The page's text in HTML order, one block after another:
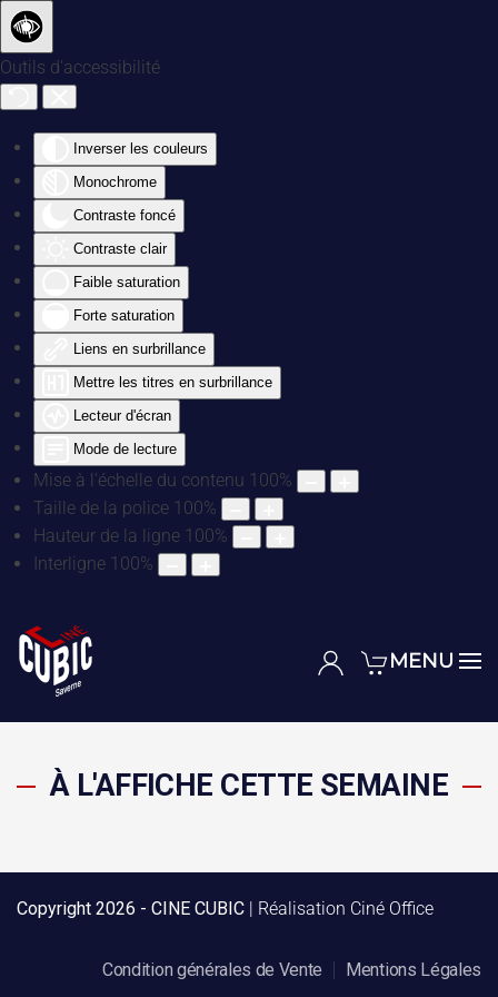
Outils d'accessibilité
Inverser les couleurs
Monochrome
Contraste foncé
Contraste clair
Faible saturation
Forte saturation
Liens en surbrillance
Mettre les titres en surbrillance
Lecteur d'écran
Mode de lecture
Mise à l'échelle du contenu 100%
Taille de la police 100%
Hauteur de la ligne 100%
Interligne 100%
Accéder au contenu principal
MENU
À L'AFFICHE CETTE SEMAINE
Copyright 2026 - CINE CUBIC | Réalisation Ciné Office
Condition générales de Vente Mentions Légales